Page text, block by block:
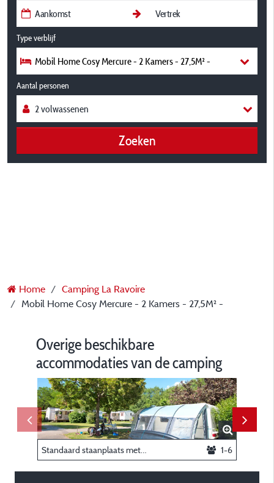
Type verblijf
Mobil Home Cosy Mercure - 2 Kamers - 27,5M² -
Aantal personen
Zoeken
Home
Camping La Ravoire
Mobil Home Cosy Mercure - 2 Kamers - 27,5M² -
Overige beschikbare
accommodaties van de camping
1-6